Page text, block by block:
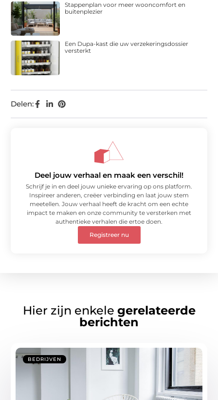
Delen:
Stappenplan voor meer wooncomfort en
buitenplezier
Een Dupa-kast die uw verzekeringsdossier
versterkt
Deel jouw verhaal en maak een verschil!
Schrijf je in en deel jouw unieke ervaring op ons platform.
Inspireer anderen, creëer verbinding en laat jouw stem
meetellen. Jouw verhaal heeft de kracht om een echte
impact te maken en onze community te versterken met
authentieke verhalen die ertoe doen.
Registreer nu
Hier zijn enkele gerelateerde
berichten
BEDRIJVEN